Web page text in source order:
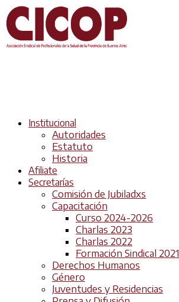
Institucional
Autoridades
Estatuto
Historia
Afiliate
Secretarías
Comisión de Jubiladxs
Capacitación
Curso 2024-2026
Charlas 2023
Charlas 2022
Formación Sindical 2021
Derechos Humanos
Género
Juventudes y Residencias